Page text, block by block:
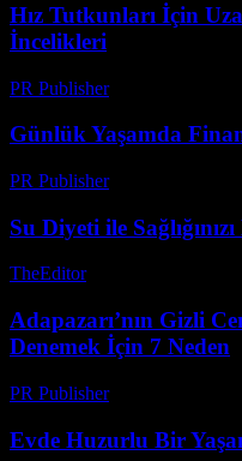
Hız Tutkunları İçin
İncelikleri
PR Publisher-
Günlük Yaşamda
PR Publisher-
Su Diyeti ile
TheEditor-
Adapazarı’nın Gizli
Denemek İçin 7 Neden
PR Publisher-
Evde Huzurlu Bir